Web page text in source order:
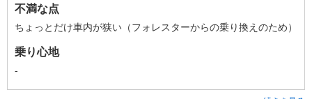
不満な点
ちょっとだけ車内が狭い（フォレスターからの乗り換えのため）
乗り心地
-